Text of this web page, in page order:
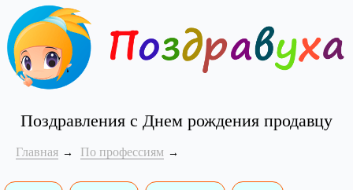
Поздравления с Днем рождения продавцу
Главная По профессиям